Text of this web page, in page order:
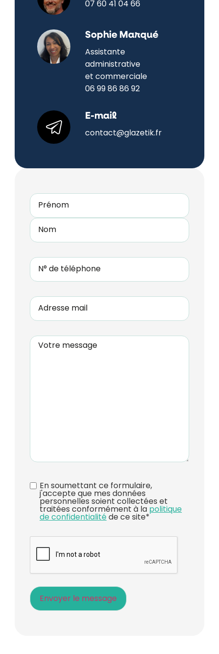
07 60 41 04 66
Sophie Marqué
Assistante
administrative
et commerciale
06 99 86 86 92
E-mail
contact@glazetik.fr
Nom
En soumettant ce formulaire,
j'accepte que mes données
personnelles soient collectées et
traitées conformément à la politique
de confidentialité de ce site*